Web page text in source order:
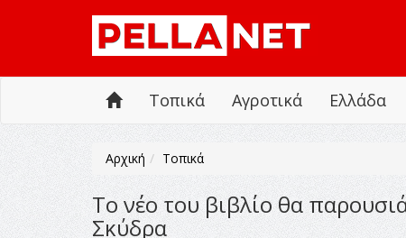
Τοπικά Αγροτικά Ελλάδα
Αρχική Τοπικά
Το νέο του βιβλίο θα
Σκύδρα